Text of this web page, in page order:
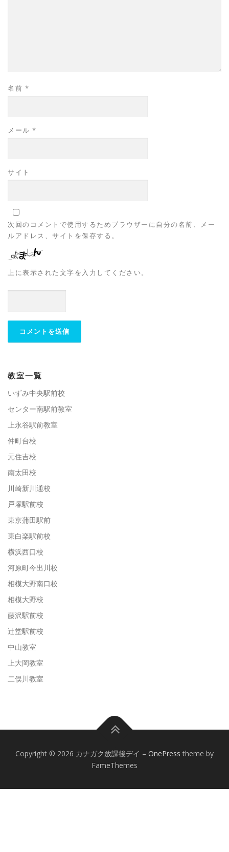
名前 *
メール *
サイト
次回のコメントで使用するためブラウザーに自分の名前、メー
ルアドレス、サイトを保存する。
上に表示された文字を入力してください。
教室一覧
いずみ中央駅前校
センター南駅前教室
上永谷駅前教室
仲町台校
元住吉校
南太田校
川崎新川通校
戸塚駅前校
東京蒲田駅前
東白楽駅前校
横浜西口校
河原町今出川校
相模大野南口校
相模大野校
藤沢駅前校
辻堂駅前校
中山教室
上大岡教室
二俣川教室
Copyright © 2026 カナガク放課後デイ – OnePress theme by
FameThemes